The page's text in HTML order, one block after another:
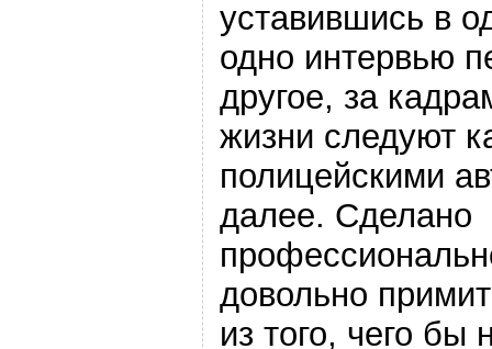
уставившись в
одно интервью
другое, за
жизни следуют
полицейскими
далее. Сделано
довольно
из того, чего бы